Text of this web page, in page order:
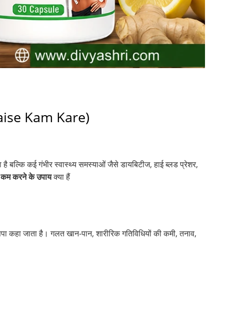
Kam Kare)
कई गंभीर स्वास्थ्य समस्याओं जैसे डायबिटीज, हाई ब्लड प्रेशर,
करने के उपायक्या हैं
जाता है। गलत खान-पान, शारीरिक गतिविधियों की कमी, तनाव,